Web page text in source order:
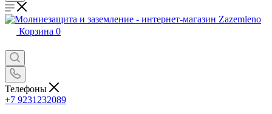
Корзина 0
Телефоны
+7 9231232089